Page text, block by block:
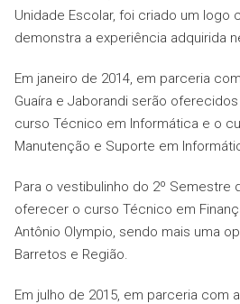
Unidade Escolar, foi criado um logo
demonstra a experiência adquirida
Em janeiro de 2014, em parceria
Guaíra e Jaborandi serão
curso Técnico em Informática e o
Manutenção e Suporte em
Para o vestibulinho do 2º Semestre
oferecer o curso Técnico em
Antônio Olympio, sendo mais uma
Barretos e Região.
Em julho de 2015, em parceria com